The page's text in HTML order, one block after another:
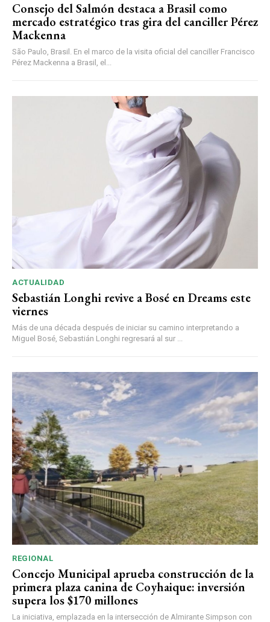
Consejo del Salmón destaca a Brasil como
mercado estratégico tras gira del canciller Pérez
Mackenna
São Paulo, Brasil. En el marco de la visita oficial del canciller Francisco
Pérez Mackenna a Brasil, el...
ACTUALIDAD
Sebastián Longhi revive a Bosé en Dreams este
viernes
Más de una década después de iniciar su camino interpretando a
Miguel Bosé, Sebastián Longhi regresará al sur ...
REGIONAL
Concejo Municipal aprueba construcción de la
primera plaza canina de Coyhaique: inversión
supera los $170 millones
La iniciativa, emplazada en la intersección de Almirante Simpson con